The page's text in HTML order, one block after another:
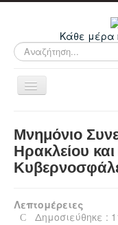
Κάθε μέρα
Αναζήτηση...
Εναλλαγή
Οικονομικά
Κρήτη
Ε.Ε.
Μνημόνιο
Ηρακλείου
Λεπτομέρειες
Δημοσιεύθηκε :